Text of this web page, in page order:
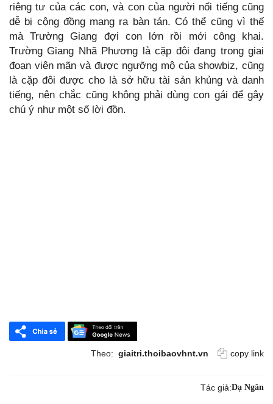
riêng tư của các con, và con của người nổi tiếng cũng
dễ bị cộng đồng mang ra bàn tán. Có thể cũng vì thế
mà Trường Giang đợi con lớn rồi mới công khai.
Trường Giang Nhã Phương là cặp đôi đang trong giai
đoạn viên mãn và được ngưỡng mộ của showbiz, cũng
là cặp đôi được cho là sở hữu tài sản khủng và danh
tiếng, nên chắc cũng không phải dùng con gái để gây
chú ý như một số lời đồn.
Theo: giaitri.thoibaovhnt.vn copy link
Tác giả:Dạ Ngân